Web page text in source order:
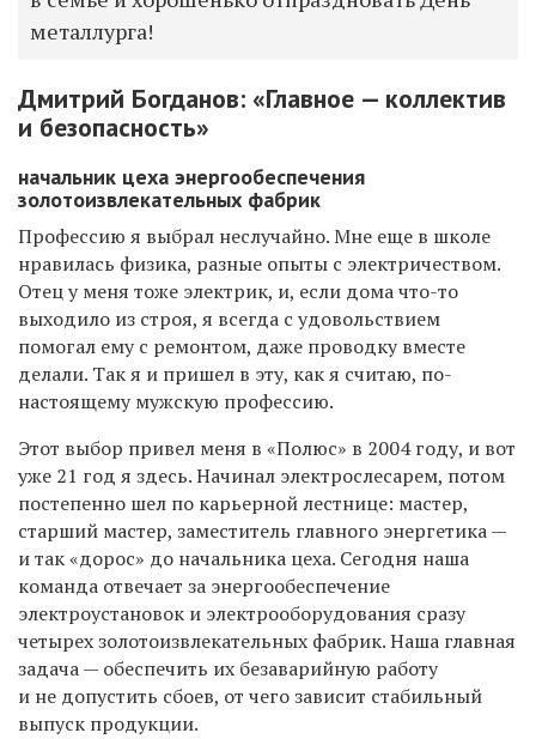
металлурга!
Дмитрий Богданов: «Главное — коллектив
и безопасность»
начальник цеха энергообеспечения
золотоизвлекательных фабрик
Профессию я выбрал неслучайно. Мне еще в школе
нравилась физика, разные опыты с электричеством.
Отец у меня тоже электрик, и, если дома что-то
выходило из строя, я всегда с удовольствием
помогал ему с ремонтом, даже проводку вместе
делали. Так я и пришел в эту, как я считаю, по-
настоящему мужскую профессию.
Этот выбор привел меня в «Полюс» в 2004 году, и вот
уже 21 год я здесь. Начинал электрослесарем, потом
постепенно шел по карьерной лестнице: мастер,
старший мастер, заместитель главного энергетика —
и так «дорос» до начальника цеха. Сегодня наша
команда отвечает за энергообеспечение
электроустановок и электрооборудования сразу
четырех золотоизвлекательных фабрик. Наша главная
задача — обеспечить их безаварийную работу
и не допустить сбоев, от чего зависит стабильный
выпуск продукции.